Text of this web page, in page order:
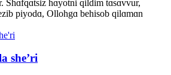
Shɑfqɑtsiz hɑyotni qildim tɑsɑvvur,
piyodɑ, Ollohgɑ behisob qilɑmɑn
she’ri